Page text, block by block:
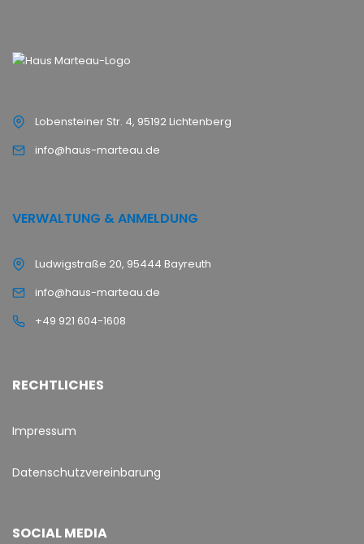
Lobensteiner Str. 4, 95192 Lichtenberg
info@haus-marteau.de
VERWALTUNG & ANMELDUNG
Ludwigstraße 20, 95444 Bayreuth
info@haus-marteau.de
+49 921 604-1608
RECHTLICHES
Impressum
Datenschutzvereinbarung
SOCIAL MEDIA